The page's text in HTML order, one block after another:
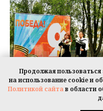
Продолжая
на использование cookie и
Политикой сайтав области